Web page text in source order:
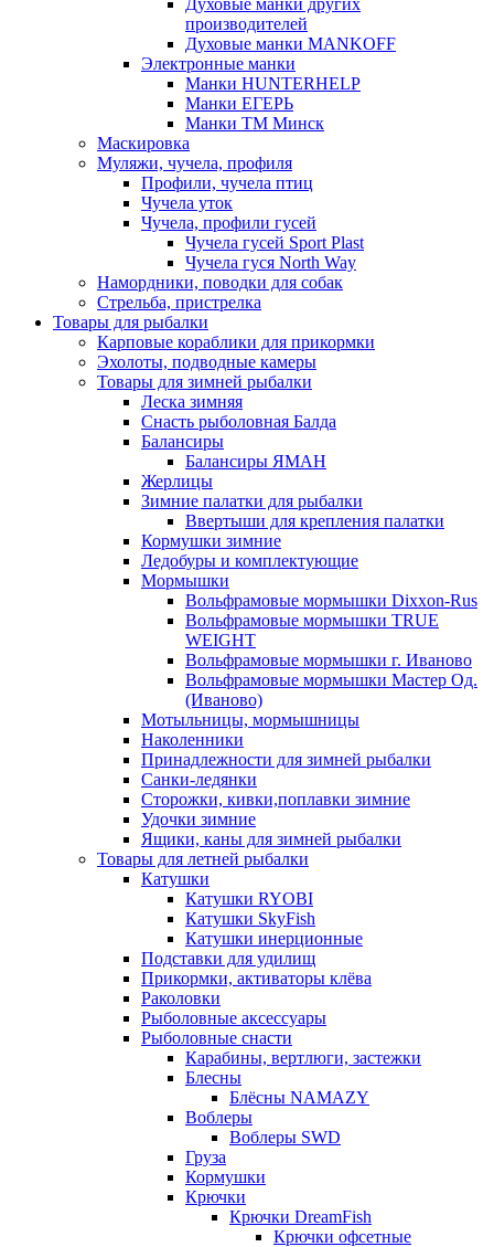
Духовые манки других
производителей
Духовые манки MANKOFF
Электронные манки
Манки HUNTERHELP
Манки ЕГЕРЬ
Манки ТМ Минск
Маскировка
Муляжи, чучела, профиля
Профили, чучела птиц
Чучела уток
Чучела, профили гусей
Чучела гусей Sport Plast
Чучела гуся North Way
Намордники, поводки для собак
Стрельба, пристрелка
Товары для рыбалки
Карповые кораблики для прикормки
Эхолоты, подводные камеры
Товары для зимней рыбалки
Леска зимняя
Снасть рыболовная Балда
Балансиры
Балансиры ЯМАН
Жерлицы
Зимние палатки для рыбалки
Ввертыши для крепления палатки
Кормушки зимние
Ледобуры и комплектующие
Мормышки
Вольфрамовые мормышки Dixxon-Rus
Вольфрамовые мормышки TRUE
WEIGHT
Вольфрамовые мормышки г. Иваново
Вольфрамовые мормышки Мастер Од.
(Иваново)
Мотыльницы, мормышницы
Наколенники
Принадлежности для зимней рыбалки
Санки-ледянки
Сторожки, кивки,поплавки зимние
Удочки зимние
Ящики, каны для зимней рыбалки
Товары для летней рыбалки
Катушки
Катушки RYOBI
Катушки SkyFish
Катушки инерционные
Подставки для удилищ
Прикормки, активаторы клёва
Раколовки
Рыболовные аксессуары
Рыболовные снасти
Карабины, вертлюги, застежки
Блесны
Блёсны NAMAZY
Воблеры
Воблеры SWD
Груза
Кормушки
Крючки
Крючки DreamFish
Крючки офсетные